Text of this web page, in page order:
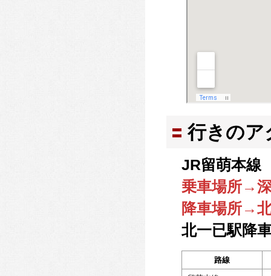
行きのア
JR留萌本
乗車場所→
降車場所→
北一已駅降
路線